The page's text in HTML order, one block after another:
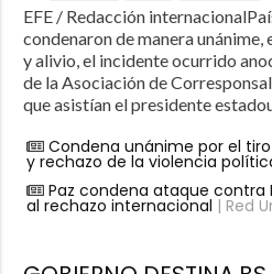
EFE / Redacción
condenaron de manera unánime,
y alivio, el incidente ocurrido
de la Asociación de
que asistían el presidente
Condena unánime por el
y rechazo de la violencia
Paz condena ataque contra
al rechazo internacional | Red